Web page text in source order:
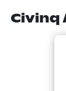
Civinq